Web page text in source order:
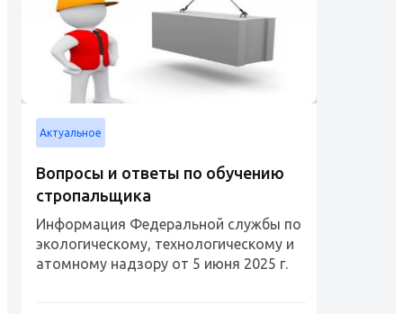
Актуальное
Вопросы и ответы по обучению
стропальщика
Информация Федеральной службы по
экологическому, технологическому и
атомному надзору от 5 июня 2025 г.